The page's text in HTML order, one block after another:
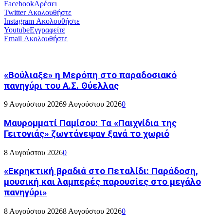
FacebookΑρέσει
TwitterΑκολουθήστε
Instagram Ακολουθήστε
YoutubeΕγγραφείτε
Email Ακολουθήστε
«Βούλιαξε» η Μερόπη στο παραδοσιακό
πανηγύρι του Α.Σ. Θύελλας
9 Αυγούστου 20269 Αυγούστου 20260
Μαυρομματί Παμίσου: Τα «Παιχνίδια της
Γειτονιάς» ζωντάνεψαν ξανά το χωριό
8 Αυγούστου 20260
«Εκρηκτική βραδιά στο Πεταλίδι: Παράδοση,
μουσική και λαμπερές παρουσίες στο μεγάλο
πανηγύρι»
8 Αυγούστου 20268 Αυγούστου 20260